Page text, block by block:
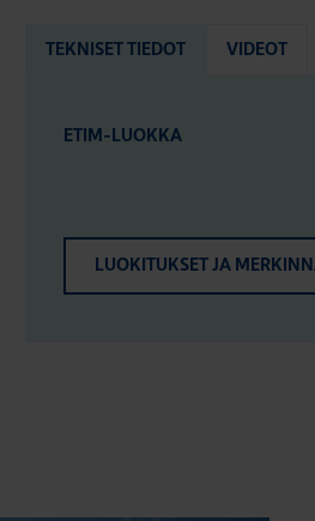
TEKNISET TIEDOT VIDEOT
ETIM-LUOKKA
LUOKITUKSET JA